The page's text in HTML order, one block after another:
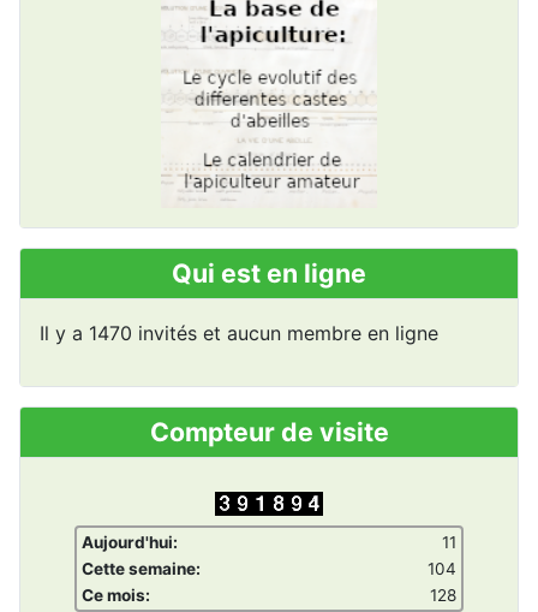
Qui est en ligne
Il y a 1470 invités et aucun membre en ligne
Compteur de visite
Aujourd'hui:
11
Cette semaine:
104
Ce mois:
128